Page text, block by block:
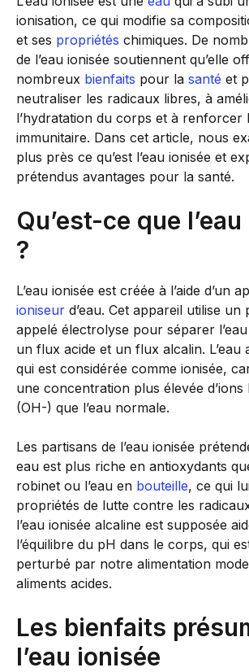
ionisation, ce qui modifie sa
et ses propriétés chimiques. De
de l’eau ionisée soutiennent qu’elle
nombreux bienfaits pour la santé et
neutraliser les radicaux libres, à
l’hydratation du corps et à renforcer
immunitaire. Dans cet article, nous
plus près ce qu’est l’eau ionisée et
prétendus avantages pour la santé.
Qu’est-ce que
?
L’eau ionisée est créée à l’aide d’un
ioniseur d’eau. Cet appareil utilise un
appelé électrolyse pour séparer
un flux acide et un flux alcalin. L’eau
qui est considérée comme ionisée,
une concentration plus élevée d’ions
(OH-) que l’eau normale.
Les partisans de l’eau ionisée
eau est plus riche en antioxydants
robinet ou l’eau en bouteille, ce qui
propriétés de lutte contre les
l’eau ionisée alcaline est supposée
l’équilibre du pH dans le corps, qui
perturbé par notre alimentation
aliments acides.
Les bienfaits
l’eau ionisée